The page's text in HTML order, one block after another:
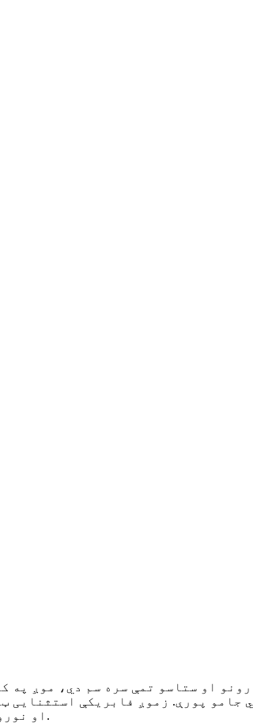
او ستاسو تمې سره سم دي، موږ
پورې. زموږ فابریکې استثنایی
پایښت سندونو لکه BSCI، RBCS، GRS، BCI، او نورو ترلاسه کولو سره.